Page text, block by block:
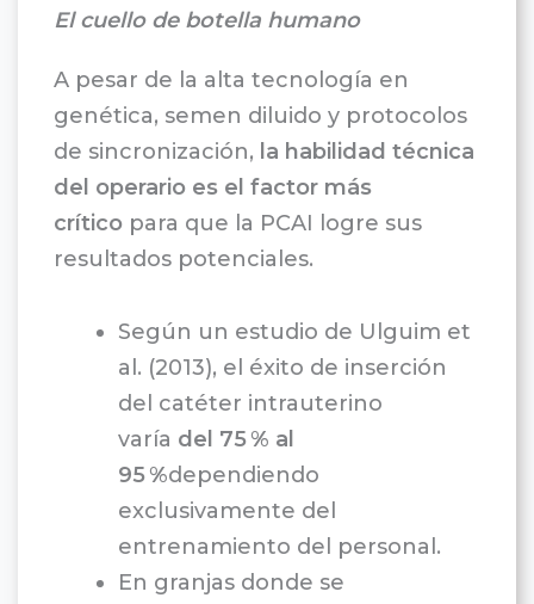
El cuello de botella humano
A pesar de la alta tecnología en
genética, semen diluido y protocolos
de sincronización, la habilidad técnica
del operario es el factor más
crítico para que la PCAI logre sus
resultados potenciales.
Según un estudio de Ulguim et
al. (2013), el éxito de inserción
del catéter intrauterino
varía del 75 % al
95 %dependiendo
exclusivamente del
entrenamiento del personal.
En granjas donde se